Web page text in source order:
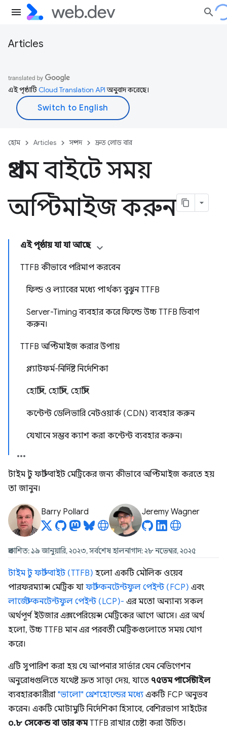
Articles
এই পৃষ্ঠাটিCloud Translation APIঅনুবাদ করেছে।
হোম Articles সম্পদ দ্রুত লোড বার
প্রথম বাইটে সময়
অপ্টিমাইজ করুন
এই পৃষ্ঠায় যা যা আছে
TTFB কীভাবে পরিমাপ করবেন
ফিল্ড ও ল্যাবের মধ্যে পার্থক্য বুঝুন TTFB
Server-Timing ব্যবহার করে ফিল্ডে উচ্চ TTFB ডিবাগ
করুন।
TTFB অপ্টিমাইজ করার উপায়
প্ল্যাটফর্ম-নির্দিষ্ট নির্দেশিকা
হোস্টিং, হোস্টিং, হোস্টিং
কন্টেন্ট ডেলিভারি নেটওয়ার্ক (CDN) ব্যবহার করুন
যেখানে সম্ভব ক্যাশ করা কন্টেন্ট ব্যবহার করুন।
টাইম টু ফার্স্ট বাইট মেট্রিকের জন্য কীভাবে অপ্টিমাইজ করতে হয়
তা জানুন।
Barry Pollard Jeremy Wagner
প্রকাশিত: ১৯ জানুয়ারি, ২০২৩, সর্বশেষ হালনাগাদ: ২৮ নভেম্বর, ২০২৫
টাইম টু ফার্স্ট বাইট (TTFB) হলো একটি মৌলিক ওয়েব
পারফরম্যান্স মেট্রিক যা ফার্স্ট কনটেন্টফুল পেইন্ট (FCP) এবং
লার্জেস্ট কনটেন্টফুল পেইন্ট (LCP)- এর মতো অন্যান্য সকল
অর্থপূর্ণ ইউজার এক্সপেরিয়েন্স মেট্রিকের আগে আসে। এর অর্থ
হলো, উচ্চ TTFB মান এর পরবর্তী মেট্রিকগুলোতে সময় যোগ
করে।
এটি সুপারিশ করা হয় যে আপনার সার্ভার যেন নেভিগেশন
অনুরোধগুলিতে যথেষ্ট দ্রুত সাড়া দেয়, যাতে ৭৫তম পার্সেন্টাইল
ব্যবহারকারীরা "ভালো" থ্রেশহোল্ডের মধ্যে একটি FCP অনুভব
করেন। একটি মোটামুটি নির্দেশিকা হিসাবে, বেশিরভাগ সাইটের
০.৮ সেকেন্ড বা তার কমTTFB রাখার চেষ্টা করা উচিত।